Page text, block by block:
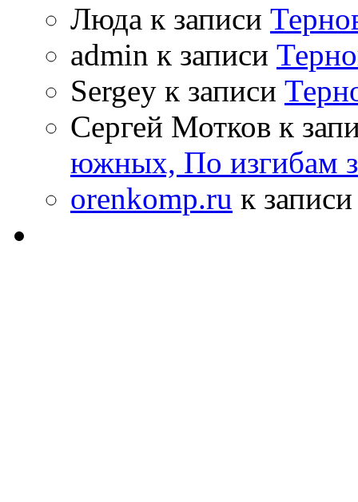
Люда к записи
admin к записи
Sergey к записи
Сергей Мотков к
южных, По изгибам
orenkomp.ru к